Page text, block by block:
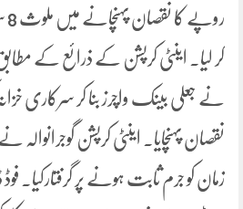
کر لیا۔ اینٹی کرپشن کے ذرائع کے
نقصان پہنچایا۔ اینٹی کرپشن
زمان کو جرم ثابت ہونے پر گرفتارکیا۔